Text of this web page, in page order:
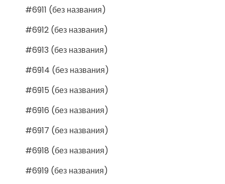
#6911 (без названия)
#6912 (без названия)
#6913 (без названия)
#6914 (без названия)
#6915 (без названия)
#6916 (без названия)
#6917 (без названия)
#6918 (без названия)
#6919 (без названия)